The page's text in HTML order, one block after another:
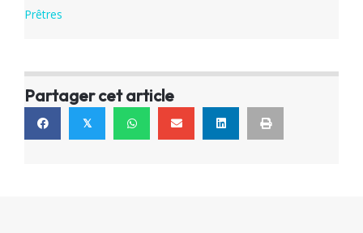
Prêtres
Partager cet article
𝕏